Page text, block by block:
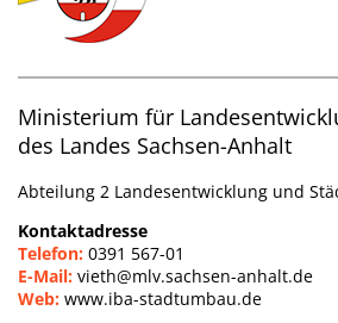
Ministerium für
des Landes Sachsen-Anhalt
Abteilung 2 Landesentwicklung und
Kontaktadresse
Telefon: 0391 567-01
E-Mail: vieth@mlv.sachsen-anhalt.de
Web: www.iba-stadtumbau.de